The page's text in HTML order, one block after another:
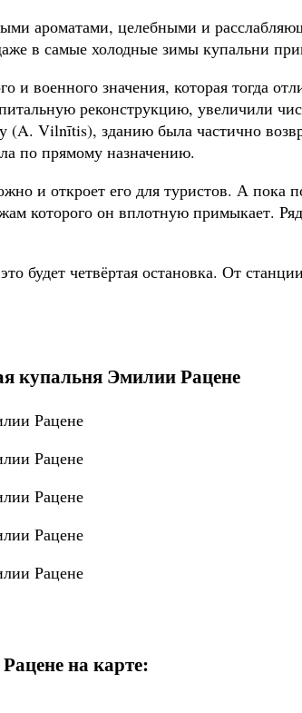
ароматами, целебными и
в самые холодные зимы купальни
военного значения, которая тогда
реконструкцию, увеличили
(A. Vilnītis), зданию была частично
по прямому назначению.
и откроет его для туристов. А пока
которого он вплотную примыкает.
будет четвёртая остановка. От
купальня Эмилии Рацене
на карте: